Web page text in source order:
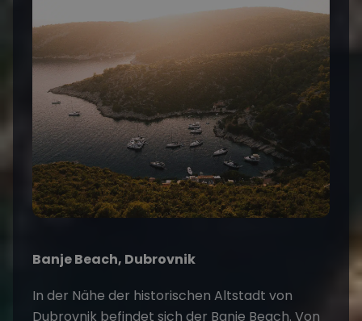
Banje Beach, Dubrovnik
In der Nähe der historischen Altstadt von
Dubrovnik befindet sich der Banje Beach. Von